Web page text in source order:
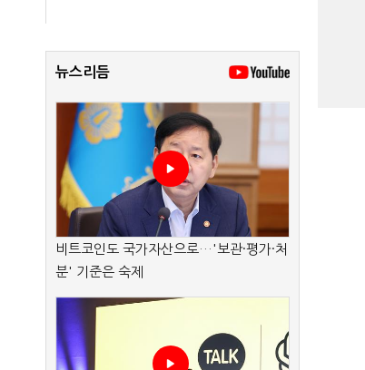
뉴스리듬
비트코인도 국가자산으로…'보관·평가·처
분' 기준은 숙제